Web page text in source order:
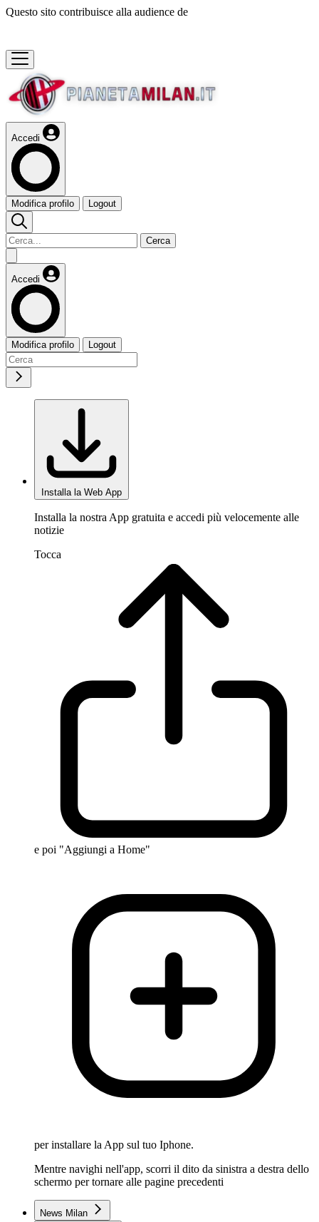
Questo sito contribuisce alla audience de
Accedi
Modifica profilo Logout
Cerca
Accedi
Modifica profilo Logout
Installa la Web App
Installa la nostra App gratuita e accedi più velocemente alle
notizie
Tocca
e poi "Aggiungi a Home"
per installare la App sul tuo Iphone.
Mentre navighi nell'app, scorri il dito da sinistra a destra dello
schermo per tornare alle pagine precedenti
News Milan